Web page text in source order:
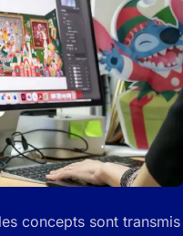
concepts sont transmis